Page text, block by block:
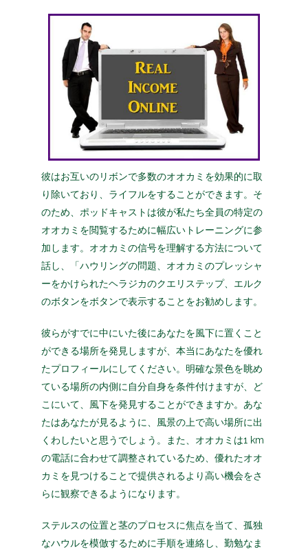
彼はお互いのリボンで多数のオオカミを効果的に取
り除いており、ライフルをすることができます。そ
のため、ポッドキャストは彼が私たち全員の特定の
オオカミを閲覧するために幅広いトレーニングに参
加します。オオカミの信号を理解する方法について
話し、「ハウリングの問題、オオカミのプレッシャ
ーをかけられたヘラジカのクエリステップ、エルク
のボタンをボタンで表示することをお勧めします。
彼らがすでに中にいた後にあなたを風下に置くこと
ができる場所を発見しますが、本当にあなたを優れ
たプロフィールにしてください。明確な景色を眺め
ている場所の内側に自分自身を条件付けますが、ど
こにいて、風下を発見することができますか。あな
たはあなたが見るように、風景の上で高い場所に出
くわしたいと思うでしょう。また、オオカミは1 km
の電話に合わせて調整されているため、優れたオオ
カミを見つけることで提供されるより高い機会をさ
らに観察できるようになります。
ステルスの位置と茎のプロセスに焦点を当て、孤独
なハウルを模倣するために手順を連絡し、勤勉なま